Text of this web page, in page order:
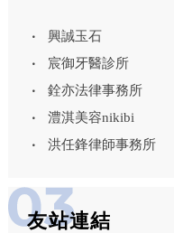
興誠玉石
宸御牙醫診所
銓亦法律事務所
澧淇美容nikibi
洪任鋒律師事務所
友站連結